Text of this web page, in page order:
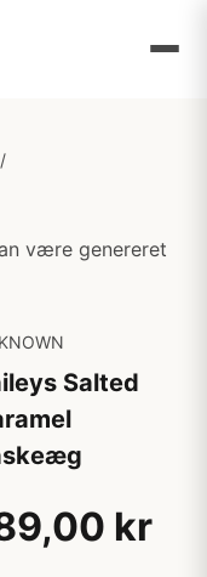
/
være genereret
Salted
kr